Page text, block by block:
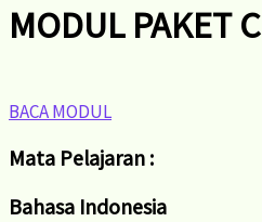
MODUL PAKET C
BACA MODUL
Mata Pelajaran :
Bahasa Indonesia